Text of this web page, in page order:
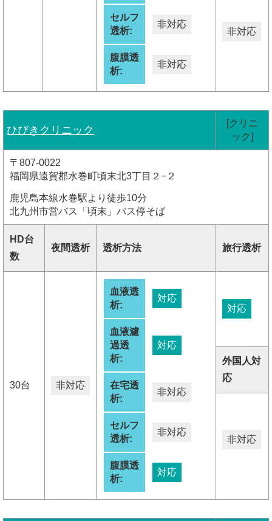
セルフ
透析:
非対応
腹膜透
析:
非対応
非対応
ひびきクリニック
[クリニ
ック]
〒807-0022
福岡県遠賀郡水巻町頃末北3丁目２−２
鹿児島本線水巻駅より徒歩10分
北九州市営バス「頃末」バス停そば
HD台
数
夜間透析 透析方法 旅行透析
30台 非対応
血液透
析:
対応
血液濾
過透
析:
対応
在宅透
析:
非対応
セルフ
透析:
非対応
腹膜透
析:
対応
対応
外国人対
応
非対応